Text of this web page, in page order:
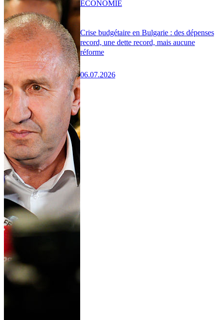
Crise budgétaire en Bulgarie : des dépenses
record, une dette record, mais aucune
réforme
06.07.2026
ÉCONOMIE